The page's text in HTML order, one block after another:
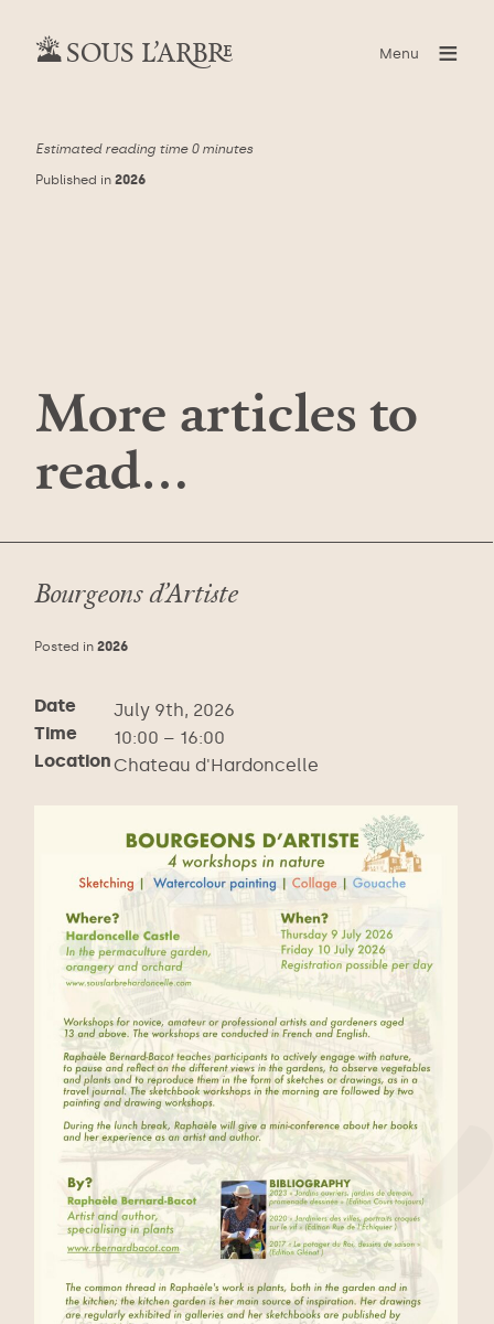
SOUS L’ARBRE Menu ≡
Estimated reading time 0 minutes
Published in 2026
More articles to
read…
Bourgeons d’Artiste
Posted in 2026
Date
July 9th, 2026
Time
10:00 – 16:00
LocationChateau d'Hardoncelle